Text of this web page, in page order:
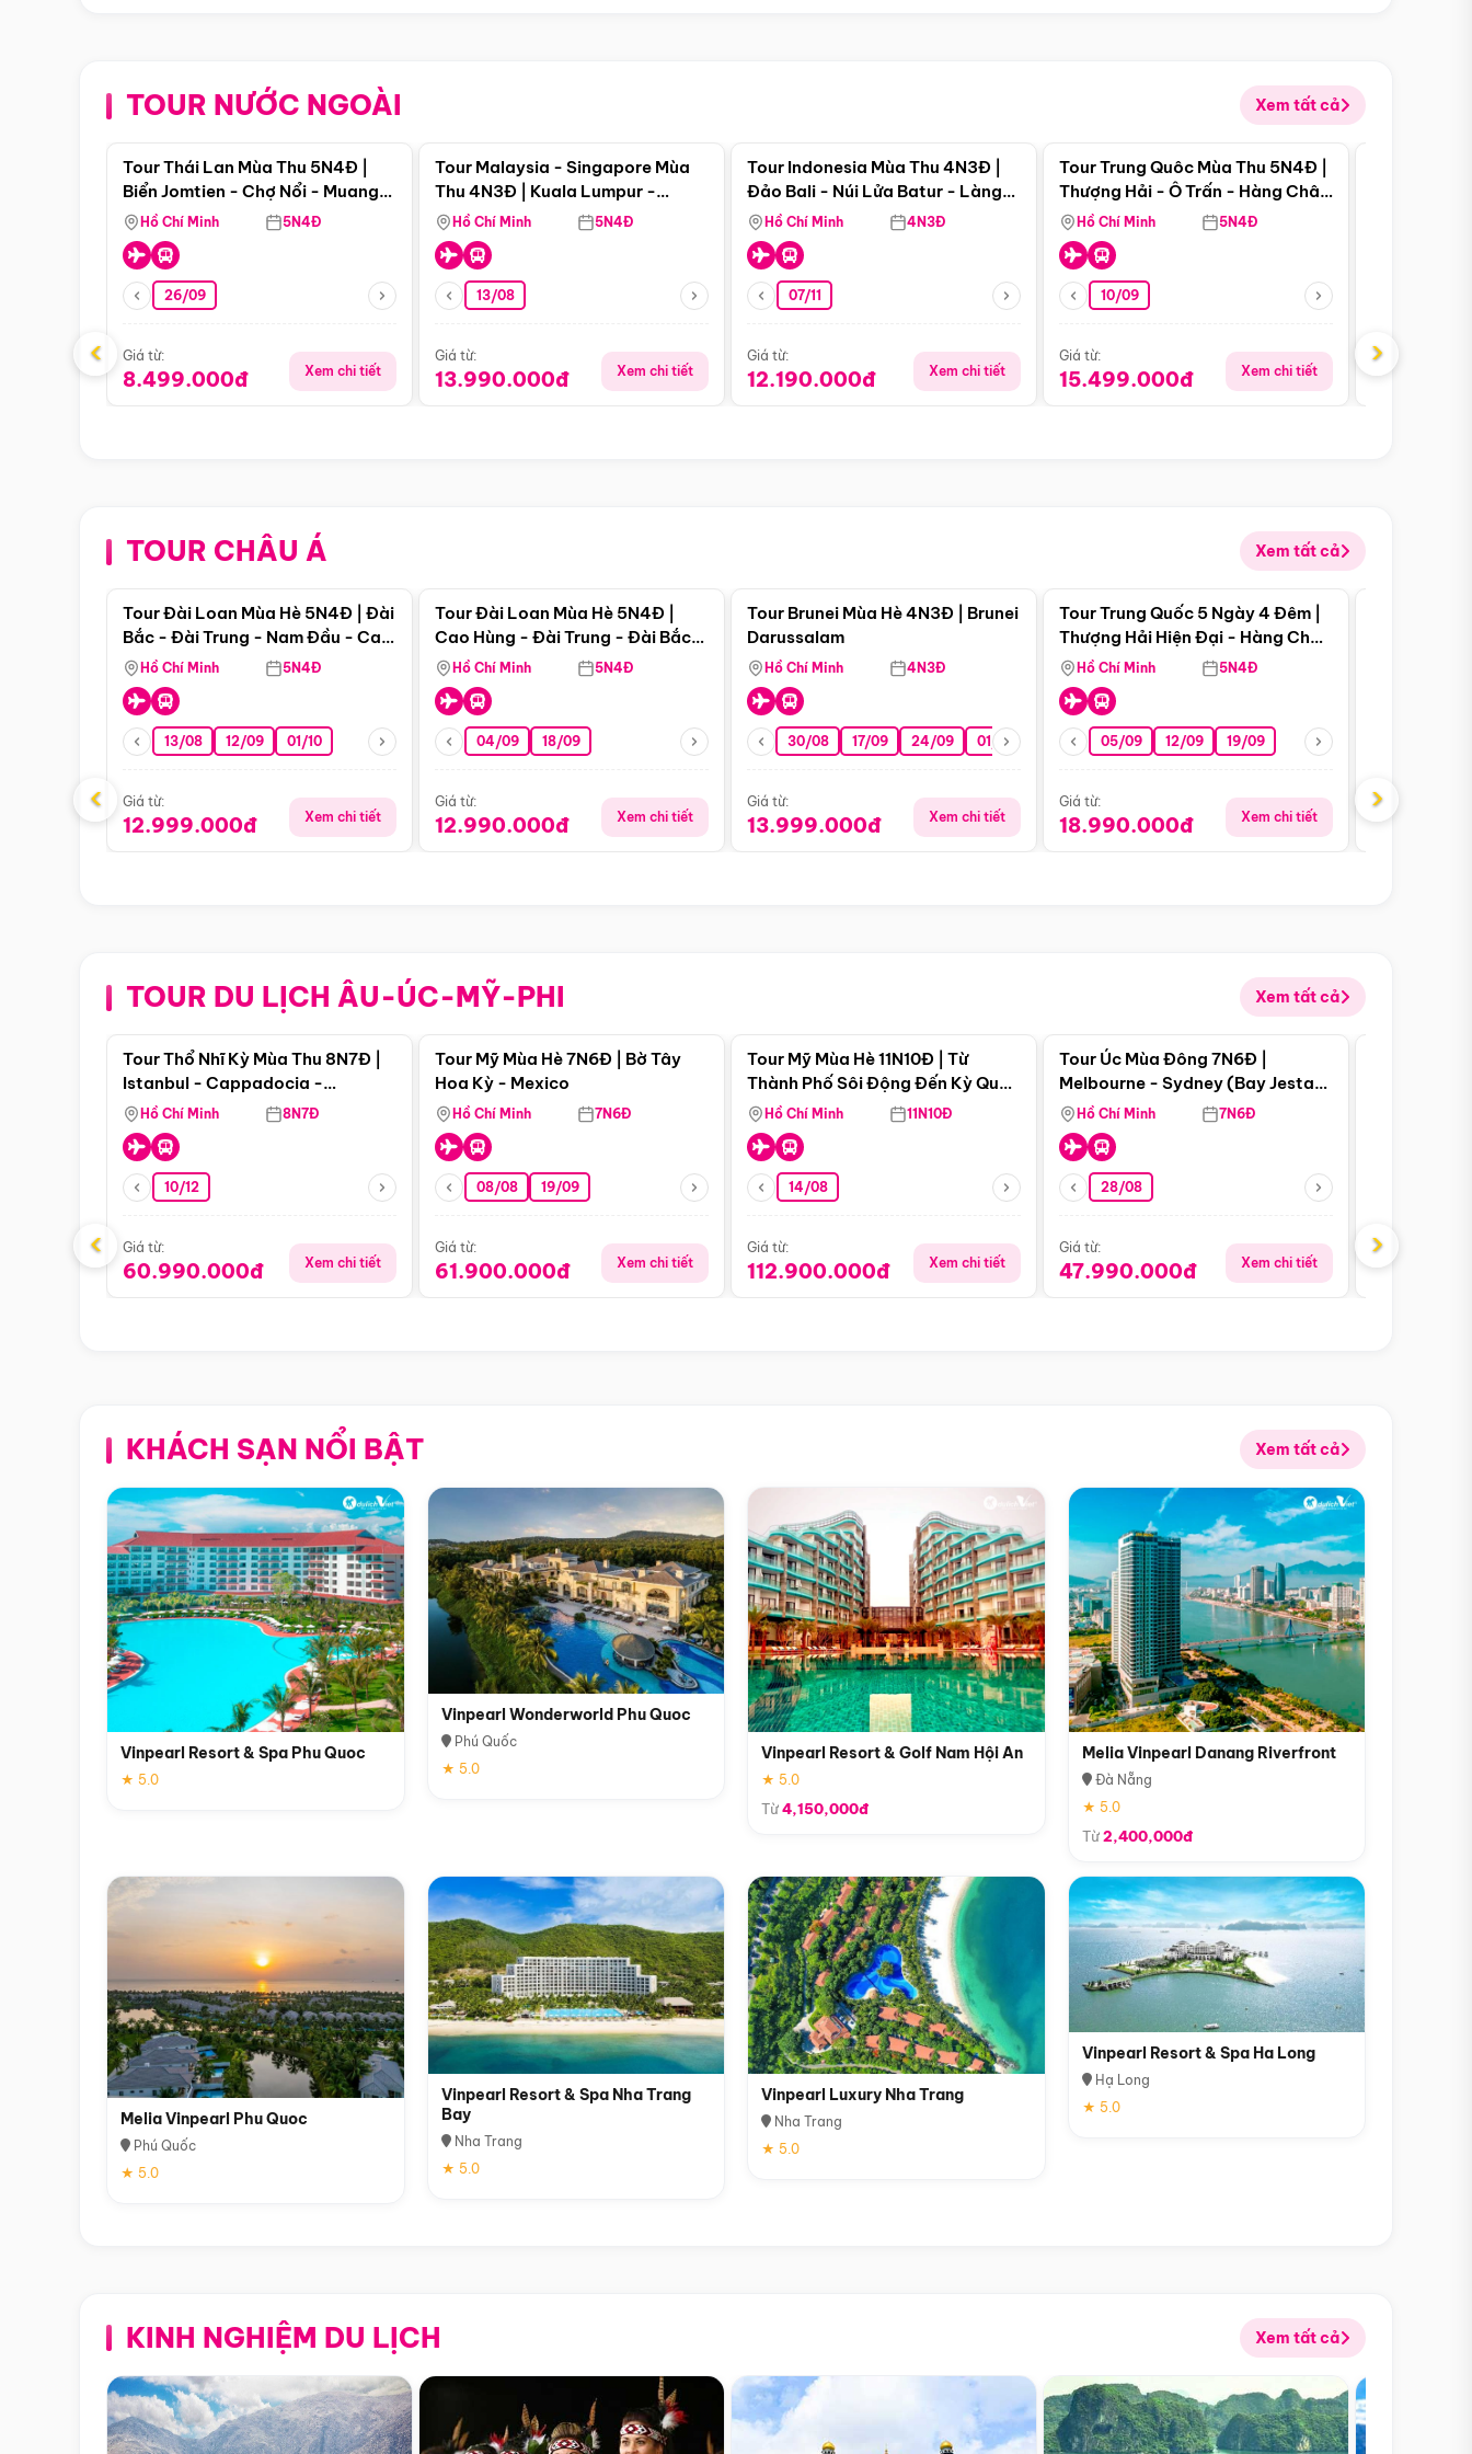
TOUR NƯỚC NGOÀI Xem tất cả
Điểm nổi bật
Tour Thái Lan Mùa Thu 5N4Đ |
Biển Jomtien - Chợ Nổi - Muang
Boran - Suanthai
Hồ Chí Minh 5N4Đ
26/09
Giá từ:
8.499.000đ Xem chi tiết
Tour Malaysia - Singapore Mùa
Thu 4N3Đ | Kuala Lumpur -
Malacca - Johor Baru -
Singapore
Hồ Chí Minh 5N4Đ
13/08
Giá từ:
13.990.000đ Xem chi tiết
Tour Indonesia Mùa Thu 4N3Đ |
Đảo Bali - Núi Lửa Batur - Làng
Penglipuran
Hồ Chí Minh 4N3Đ
07/11
Giá từ:
12.190.000đ Xem chi tiết
Điểm nổi bật
Tour Trung Quôc Mùa Thu 5N4Đ |
Thượng Hải - Ô Trấn - Hàng Châu
(Tour Không Shopping)
Hồ Chí Minh 5N4Đ
10/09
Giá từ:
15.499.000đ Xem chi tiết
Giá từ:
‹ ›
TOUR CHÂU Á Xem tất cả
Điểm nổi bật
Tour Đài Loan Mùa Hè 5N4Đ | Đài
Bắc - Đài Trung - Nam Đầu - Cao
Hùng ( Bay Vn)
Hồ Chí Minh 5N4Đ
13/08 12/09 01/10
Giá từ:
12.999.000đ Xem chi tiết
Tour Đài Loan Mùa Hè 5N4Đ |
Cao Hùng - Đài Trung - Đài Bắc
(Bay Vj)
Hồ Chí Minh 5N4Đ
04/09 18/09
Giá từ:
12.990.000đ Xem chi tiết
Tour Brunei Mùa Hè 4N3Đ | Brunei
Darussalam
Hồ Chí Minh 4N3Đ
30/08 17/09 24/09 01/10 15/10 29/10
Giá từ:
13.999.000đ Xem chi tiết
Điểm nổi bật
Tour Trung Quốc 5 Ngày 4 Đêm |
Thượng Hải Hiện Đại - Hàng Châu
Nên Thơ - Ô Trấn Cổ Kính
Hồ Chí Minh 5N4Đ
05/09 12/09 19/09
Giá từ:
18.990.000đ Xem chi tiết
Giá từ:
‹ ›
TOUR DU LỊCH ÂU-ÚC-MỸ-PHI Xem tất cả
Điểm nổi bật
Tour Thổ Nhĩ Kỳ Mùa Thu 8N7Đ |
Istanbul - Cappadocia -
Pamukkale
Hồ Chí Minh 8N7Đ
10/12
Giá từ:
60.990.000đ Xem chi tiết
Tour Mỹ Mùa Hè 7N6Đ | Bờ Tây
Hoa Kỳ - Mexico
Hồ Chí Minh 7N6Đ
08/08 19/09
Giá từ:
61.900.000đ Xem chi tiết
Tour Mỹ Mùa Hè 11N10Đ | Từ
Thành Phố Sôi Động Đến Kỳ Quan
Thiên Nhiên Mỹ
Hồ Chí Minh 11N10Đ
14/08
Giá từ:
112.900.000đ Xem chi tiết
Điểm nổi bật
Tour Úc Mùa Đông 7N6Đ |
Melbourne - Sydney (Bay Jestar
Airways)
Hồ Chí Minh 7N6Đ
28/08
Giá từ:
47.990.000đ Xem chi tiết
Giá từ:
‹ ›
KHÁCH SẠN NỔI BẬT Xem tất cả
Vinpearl Resort & Spa Phu Quoc
★ 5.0
Vinpearl Wonderworld Phu Quoc
Phú Quốc
★ 5.0
Vinpearl Resort & Golf Nam Hội An
★ 5.0
Từ4,150,000đ
Melia Vinpearl Danang Riverfront
Đà Nẵng
★ 5.0
Từ2,400,000đ
Melia Vinpearl Phu Quoc
Phú Quốc
★ 5.0
Vinpearl Resort & Spa Nha Trang
Bay
Nha Trang
★ 5.0
Vinpearl Luxury Nha Trang
Nha Trang
★ 5.0
Vinpearl Resort & Spa Ha Long
Hạ Long
★ 5.0
KINH NGHIỆM DU LỊCH Xem tất cả